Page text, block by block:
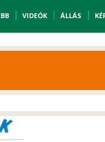
VIDEÓK ÁLLÁS